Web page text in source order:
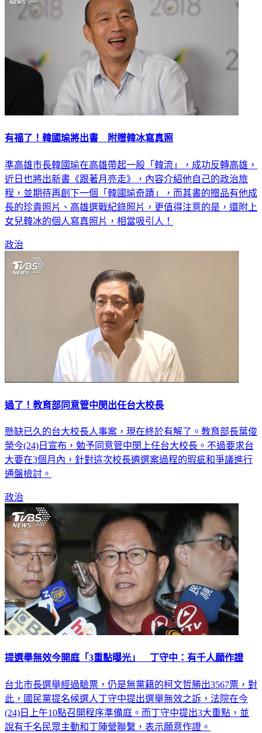
有福了！韓國瑜將出書 附贈韓冰寫真照
準高雄市長韓國瑜在高雄帶起一股「韓流」，成功反轉高雄，
近日也將出新書《跟著月亮走》，內容介紹他自己的政治旅
程，並期待再創下一個「韓國瑜奇蹟」，而其書的贈品有他成
長的珍貴照片、高雄選戰紀錄照片，更值得注意的是，還附上
女兒韓冰的個人寫真照片，相當吸引人！
政治
過了！教育部同意管中閔出任台大校長
懸缺已久的台大校長人事案，現在終於有解了。教育部長葉俊
榮今(24)日宣布，勉予同意管中閔上任台大校長。不過要求台
大要在3個月內，針對這次校長遴選案過程的瑕疵和爭議進行
通盤檢討。
政治
提選舉無效今開庭「3重點曝光」 丁守中：有千人願作證
台北市長選舉經過驗票，仍是無黨籍的柯文哲勝出3567票，對
此，國民黨提名候選人丁守中提出選舉無效之訴，法院在今
(24)日上午10點召開程序準備庭。而丁守中提出3大重點，並
說有千名民眾主動和丁陣營聯繫，表示願意作證。